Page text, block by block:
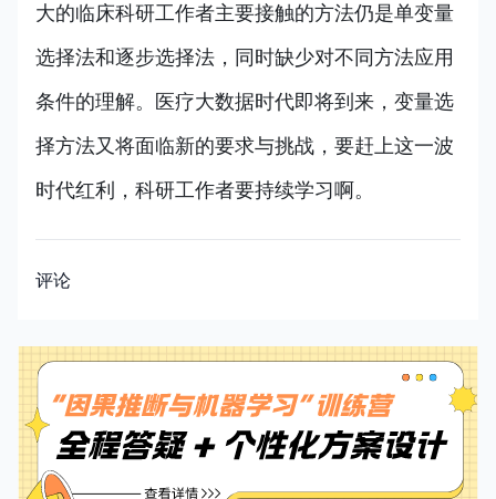
大的临床科研工作者主要接触的方法仍是单变量
选择法和逐步选择法，同时缺少对不同方法应用
条件的理解。医疗大数据时代即将到来，变量选
择方法又将面临新的要求与挑战，要赶上这一波
时代红利，科研工作者要持续学习啊。
评论